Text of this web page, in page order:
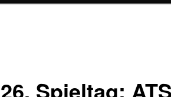
26. Spieltag: